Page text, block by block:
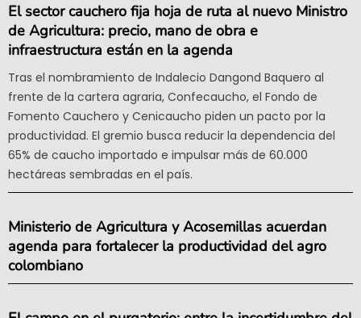
El sector cauchero fija hoja de ruta al nuevo Ministro
de Agricultura: precio, mano de obra e
infraestructura están en la agenda
Tras el nombramiento de Indalecio Dangond Baquero al
frente de la cartera agraria, Confecaucho, el Fondo de
Fomento Cauchero y Cenicaucho piden un pacto por la
productividad. El gremio busca reducir la dependencia del
65% de caucho importado e impulsar más de 60.000
hectáreas sembradas en el país.
Ministerio de Agricultura y Acosemillas acuerdan
agenda para fortalecer la productividad del agro
colombiano